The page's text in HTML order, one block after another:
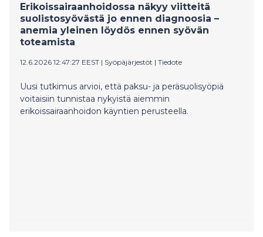
Erikoissairaanhoidossa näkyy viitteitä
suolistosyövästä jo ennen diagnoosia –
anemia yleinen löydös ennen syövän
toteamista
12.6.2026 12:47:27 EEST | Syöpäjärjestöt | Tiedote
Uusi tutkimus arvioi, että paksu- ja peräsuolisyöpiä
voitaisiin tunnistaa nykyistä aiemmin
erikoissairaanhoidon käyntien perusteella.